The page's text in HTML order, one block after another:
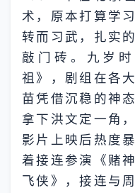
术，原本打算学
转而习武，扎实
敲门砖。九岁
祖》，剧组在各
苗凭借沉稳的神
拿下洪文定一角
影片上映后热度
着接连参演《赌
飞侠》，接连与